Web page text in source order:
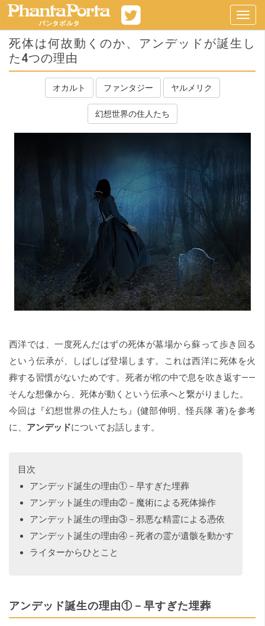
死体は何故動くのか、アンデッドが誕生し
た4つの理由
オカルト ファンタジー ヤルメリク
幻想世界の住人たち
西洋では、一度死んだはずの死体が墓場から蘇って歩き回る
という伝承が、しばしば登場します。これは西洋に死体を火
葬する習慣がないためです。死者が棺の中で息を吹き返す――
そんな想像から、死体が動くという伝承へと繋がりました。
今回は 『幻想世界の住人たち』(健部伸明、怪兵隊 著)を参考
に、 アンデッドについてお話します。
目次
アンデッド誕生の理由①－早すぎた埋葬
アンデット誕生の理由②－魔術による死体操作
アンデット誕生の理由③－邪悪な精霊による憑依
アンデット誕生の理由④－死者の霊が遺骸を動かす
ライターからひとこと
アンデッド誕生の理由①－早すぎた埋葬